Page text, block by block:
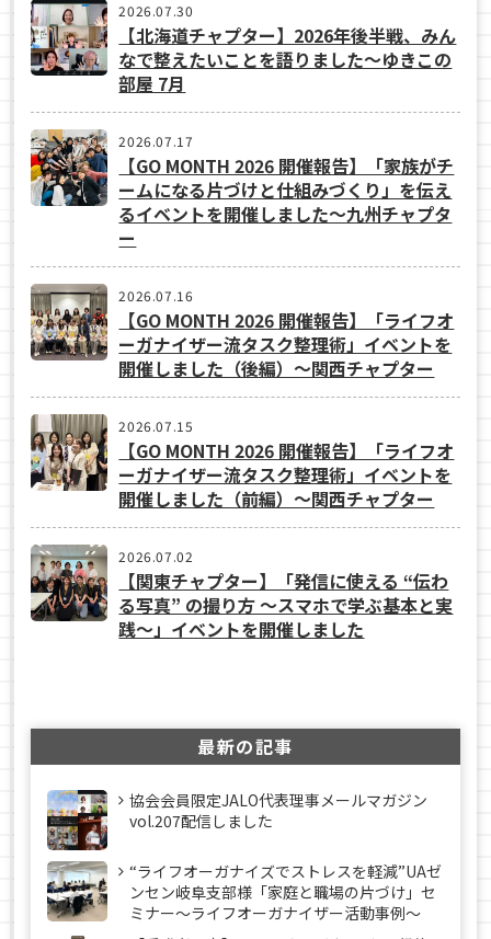
2026.07.30
【北海道チャプター】2026年後半戦、みん
なで整えたいことを語りました～ゆきこの
部屋 7月
2026.07.17
【GO MONTH 2026 開催報告】「家族がチ
ームになる片づけと仕組みづくり」を伝え
るイベントを開催しました～九州チャプタ
ー
2026.07.16
【GO MONTH 2026 開催報告】「ライフオ
ーガナイザー流タスク整理術」イベントを
開催しました（後編）～関西チャプター
2026.07.15
【GO MONTH 2026 開催報告】「ライフオ
ーガナイザー流タスク整理術」イベントを
開催しました（前編）～関西チャプター
2026.07.02
【関東チャプター】「発信に使える “伝わ
る写真” の撮り方 ～スマホで学ぶ基本と実
践～」イベントを開催しました
最新の記事
協会会員限定JALO代表理事メールマガジン
vol.207配信しました
“ライフオーガナイズでストレスを軽減”UAゼ
ンセン岐阜支部様「家庭と職場の片づけ」セ
ミナー～ライフオーガナイザー活動事例〜